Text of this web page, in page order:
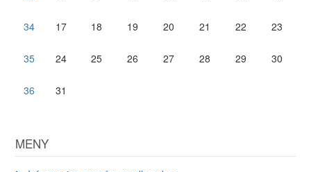
34 17 18 19 20 21 22 23
35 24 25 26 27 28 29 30
36 31
MENY